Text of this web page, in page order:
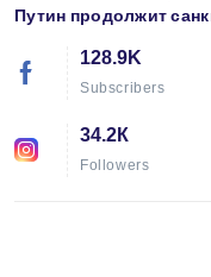
Путин продолжит
128.9K
Subscribers
34.2К
Followers